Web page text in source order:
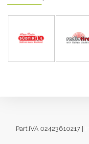
Part.IVA 02423610217 |